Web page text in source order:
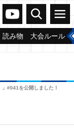
ヴァンガードch
検索 メニュー
読み物 大会ルール
#041を公開しました！